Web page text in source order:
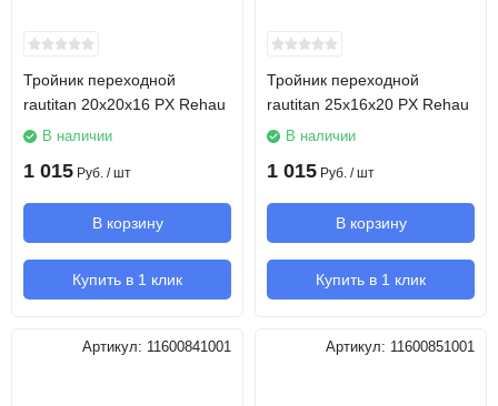
Тройник переходной
rautitan 20х20х16 PX Rehau
В наличии
1 015 Руб. / шт
В корзину
Купить в 1 клик
Тройник переходной
rautitan 25х16х20 PX Rehau
В наличии
1 015 Руб. / шт
В корзину
Купить в 1 клик
Артикул: 11600841001 Артикул: 11600851001